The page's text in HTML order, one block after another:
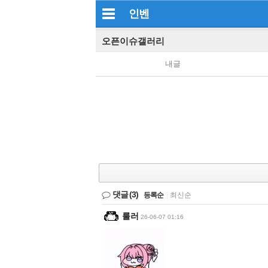
인벤
오픈이슈갤러리
내글
댓글(3) 등록순 최신순
룰러 26-06-07 01:16